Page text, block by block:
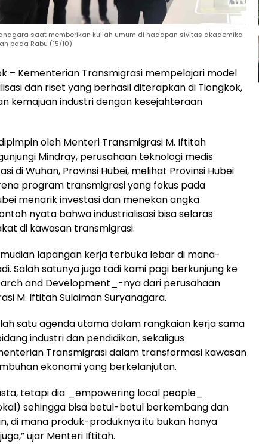
saat memberikan kuliah umum di hadapan sivitas akademika
pada Rabu (15/10)
– Kementerian Transmigrasi mempelajari model
dan riset yang berhasil diterapkan di Tiongkok,
kemajuan industri dengan kesejahteraan
oleh Menteri Transmigrasi M. Iftitah
Mindray, perusahaan teknologi medis
di Wuhan, Provinsi Hubei, melihat Provinsi Hubei
program transmigrasi yang fokus pada
menarik investasi dan menekan angka
nyata bahwa industrialisasi bisa selaras
di kawasan transmigrasi.
lapangan kerja terbuka lebar di mana-
Salah satunya juga tadi kami pagi berkunjung ke
and Development_-nya dari perusahaan
M. Iftitah Sulaiman Suryanagara.
satu agenda utama dalam rangkaian kerja sama
industri dan pendidikan, sekaligus
Transmigrasi dalam transformasi kawasan
ekonomi yang berkelanjutan.
tetapi dia _empowering local people_
sehingga bisa betul-betul berkembang dan
di mana produk-produknya itu bukan hanya
ujar Menteri Iftitah.